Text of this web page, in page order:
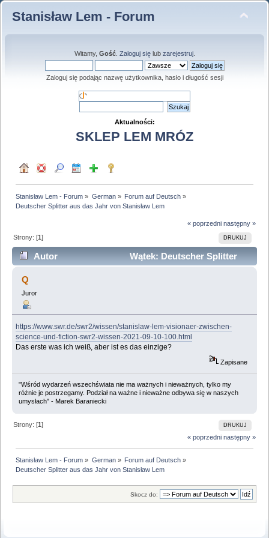
Stanisław Lem - Forum
Witamy, Gość. Zaloguj sięlub zarejestruj.
Zaloguj się podając nazwę użytkownika, hasło i długość sesji
Aktualności:
SKLEP LEM MRÓZ
Stanisław Lem - Forum » German» Forum auf Deutsch»
Deutscher Splitter aus das Jahr von Stanisław Lem
« poprzedni następny »
DRUKUJ
Strony: [1]
Autor
Wątek: Deutscher Splitter
aus das Jahr von Stanisław Lem (Przeczytany 85538
razy)
Q
Juror
https://www.swr.de/swr2/wissen/stanislaw-lem-visionaer-zwischen-
science-und-fiction-swr2-wissen-2021-09-10-100.html
Das erste was ich weiß, aber ist es das einzige?
Zapisane
"Wśród wydarzeń wszechświata nie ma ważnych i nieważnych, tylko my
różnie je postrzegamy. Podział na ważne i nieważne odbywa się w naszych
umysłach" - Marek Baraniecki
DRUKUJ
Strony: [1]
« poprzedni następny »
Stanisław Lem - Forum » German» Forum auf Deutsch»
Deutscher Splitter aus das Jahr von Stanisław Lem
Skocz do: